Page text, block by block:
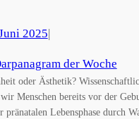
2025
der Woche
oder Ästhetik?
wir Menschen bereits vor der
pränatalen Lebensphase durch